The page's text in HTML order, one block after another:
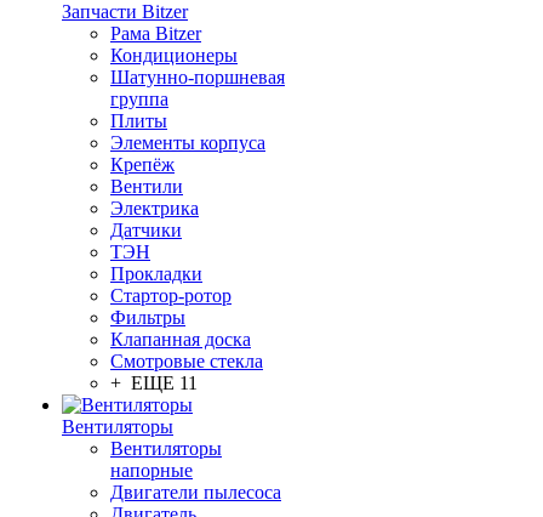
Запчасти Bitzer
Рама Bitzer
Кондиционеры
Шатунно-поршневая
группа
Плиты
Элементы корпуса
Крепёж
Вентили
Электрика
Датчики
ТЭН
Прокладки
Стартор-ротор
Фильтры
Клапанная доска
Смотровые стекла
+ ЕЩЕ 11
Вентиляторы
Вентиляторы
напорные
Двигатели пылесоса